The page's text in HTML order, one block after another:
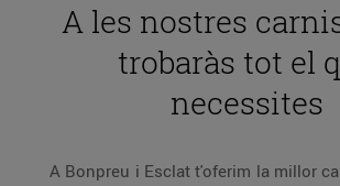
A les nostres
trobaràs tot el
necessites
A Bonpreu i Esclat t'oferim la millor